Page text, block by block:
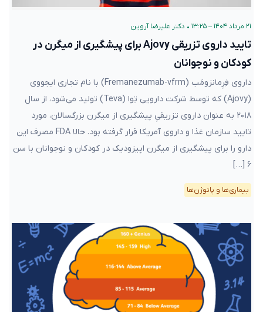
۲۱ مرداد ۱۴۰۴ – ۱۳:۲۵ • دکتر علیرضا آروین
تایید داروی تزریقی Ajovy برای پیشگیری‌ از میگرن در
کودکان و نوجوانان
داروی فِرِمانزومَب (Fremanezumab-vfrm) با نام تجاری ایجووی
(Ajovy) که توسط شرکت دارویی تِوا (Teva) تولید می‌شود، از سال
۲۰۱۸ به عنوان داروی تزریقیِ پیشگیری‌ از میگرن بزرگسالان، مورد
تایید سازمان غذا و داروی آمریکا قرار گرفته بود. حالا FDA مصرف این
دارو را برای پیشگیری از میگرن اپیزودیک در کودکان و نوجوانان با سن
۶ […]
بیماری‌ها و پاتوژن‌ها